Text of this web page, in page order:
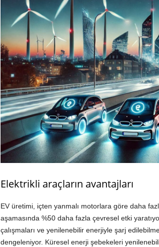
Elektrikli araçların avantajları
EV üretimi, içten yanmalı motorlara göre daha
aşamasında %50 daha fazla çevresel etki
çalışmaları ve yenilenebilir enerjiyle şarj
dengeleniyor. Küresel enerji şebekeleri